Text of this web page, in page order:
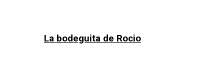
La bodeguita de Rocio